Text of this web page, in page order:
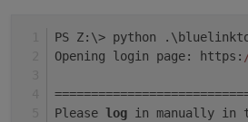
PS Z:\> python
Opening login page: https:
Please log in manually in